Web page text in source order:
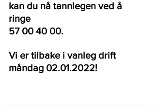
kan du nå tannlegen ved å
ringe
57 00 40 00.
Vi er tilbake i vanleg drift
måndag 02.01.2022!